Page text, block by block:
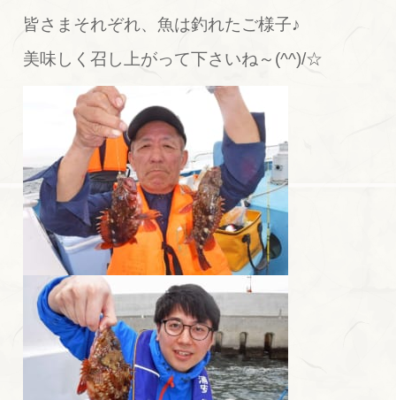
皆さまそれぞれ、魚は釣れたご様子♪
美味しく召し上がって下さいね～(^^)/☆